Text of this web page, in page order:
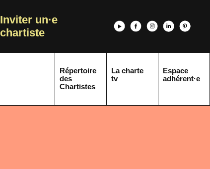
Inviter un·e
chartiste
Répertoire
des
Chartistes
La charte
tv
Espace
adhérent·e